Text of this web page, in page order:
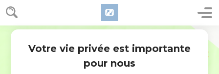
Votre vie privée est importante
pour nous